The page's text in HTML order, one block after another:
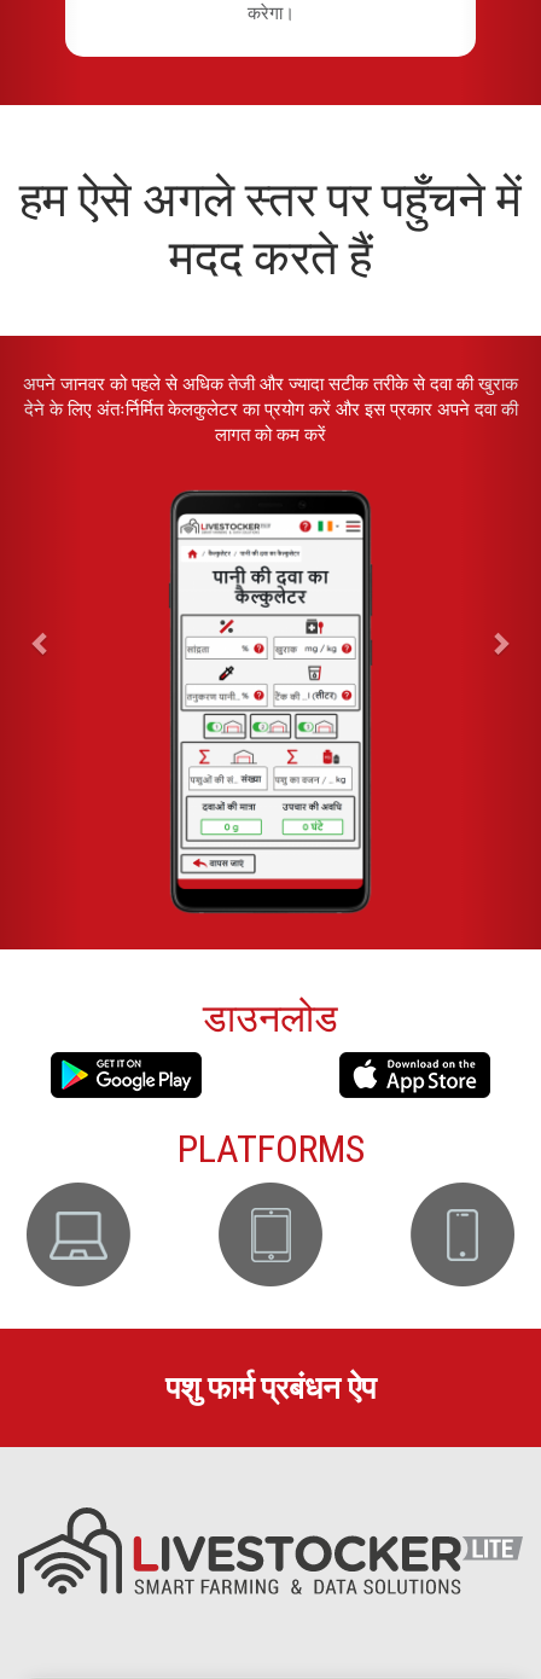
करेगा।
हम ऐसे अगले स्तर पर पहुँचने में
मदद करते हैं
अपने जानवर को पहले से अधिक तेजी और ज्यादा सटीक तरीके से दवा की खुराक
देने के लिए अंतःर्निर्मित केलकुलेटर का प्रयोग करें और इस प्रकार अपने दवा की
लागत को कम करें
डाउनलोड
PLATFORMS
पशु फार्म प्रबंधन ऐप